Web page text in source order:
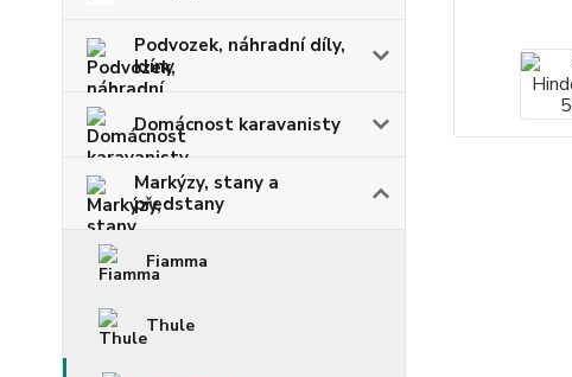
Podvozek, náhradní díly,
klíny
Domácnost karavanisty
Markýzy, stany a
předstany
Fiamma
Thule